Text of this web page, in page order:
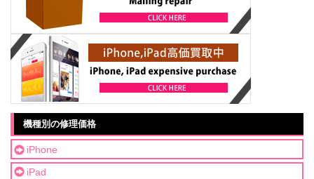
機種別の修理価格
iPhone
iPad